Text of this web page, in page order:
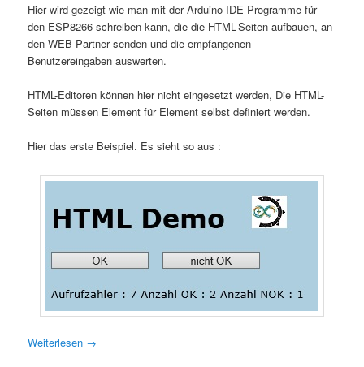
Hier wird gezeigt wie man mit der Arduino IDE Programme für
den ESP8266 schreiben kann, die die HTML-Seiten aufbauen, an
den WEB-Partner senden und die empfangenen
Benutzereingaben auswerten.
HTML-Editoren können hier nicht eingesetzt werden, Die HTML-
Seiten müssen Element für Element selbst definiert werden.
Hier das erste Beispiel. Es sieht so aus :
Weiterlesen →